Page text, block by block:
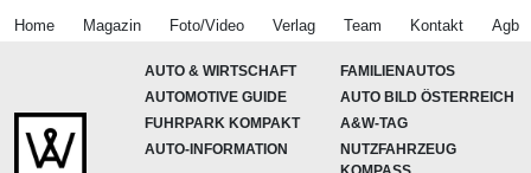
Home Magazin Foto/Video Verlag Team Kontakt Agb
AUTO & WIRTSCHAFT
FAMILIENAUTOS
AUTOMOTIVE GUIDE
AUTO BILD ÖSTERREICH
FUHRPARK KOMPAKT
A&W-TAG
AUTO-INFORMATION
NUTZFAHRZEUG